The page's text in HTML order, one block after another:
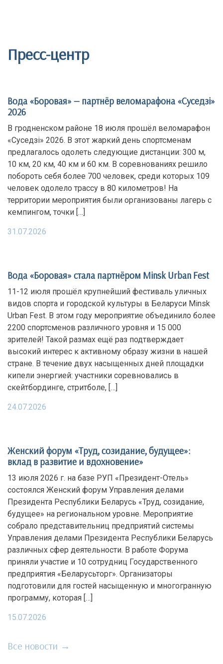
Пресс-центр
Вода «Боровая» — партнёр веломарафона «Суседзi»
2026
В гродненском районе 18 июля прошёл веломарафон
«Суседзi» 2026. В этот жаркий день спортсменам
предлагалось одолеть следующие дистанции: 300 м,
10 км, 20 км, 40 км и 60 км. В соревнованиях решило
побороть себя более 700 человек, среди которых 109
человек одолело трассу в 80 километров! На
территории мероприятия были организованы лагерь с
кемпингом, точки […]
31.07.2026
Вода «Боровая» стала партнёром Minsk Urban Fest
11-12 июля прошёл крупнейший фестиваль уличных
видов спорта и городской культуры в Беларуси Minsk
Urban Fest. В этом году мероприятие объединило более
2200 спортсменов различного уровня и 15 000
зрителей! Такой размах ещё раз подтверждает
высокий интерес к активному образу жизни в нашей
стране. В течение двух насыщенных дней площадки
кипели энергией: участники соревновались в
скейтбординге, стритболе, […]
24.07.2026
Женский форум «Труд, созидание, будущее»:
вклад в развитие и вдохновение»
13 июля 2026 г. на базе РУП «Президент-Отель»
состоялся Женский форум Управления делами
Президента Республики Беларусь «Труд, созидание,
будущее» на региональном уровне. Мероприятие
собрало представительниц предприятий системы
Управления делами Президента Республики Беларусь
различных сфер деятельности. В работе Форума
приняли участие и 10 сотрудниц Государственного
предприятия «Беларусьторг». Организаторы
подготовили для гостей насыщенную и многогранную
программу, которая […]
15.07.2026
Все новости →